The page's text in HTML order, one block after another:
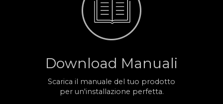
Download Manuali
Scarica il manuale del tuo prodotto
per un'installazione perfetta.